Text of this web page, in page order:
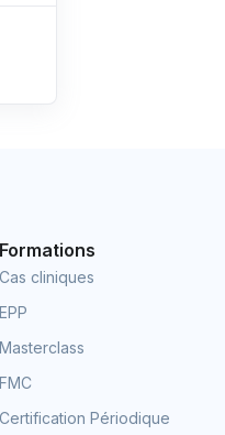
Formations
Cas cliniques
EPP
Masterclass
FMC
Certification Périodique